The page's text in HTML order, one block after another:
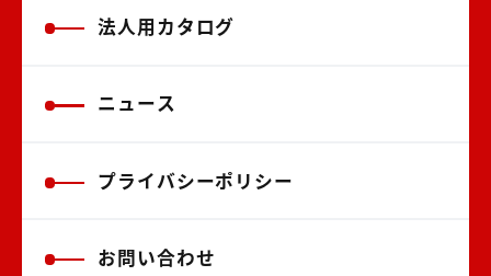
法人用カタログ
ニュース
プライバシーポリシー
お問い合わせ